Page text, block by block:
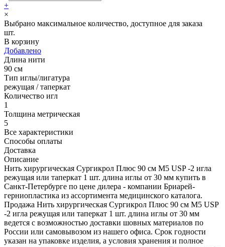
+
×
Выбрано максимальное количество, доступное для заказа
шт.
В корзину
Добавлено
Длина нити
90 см
Тип иглы/лигатура
режущая / таперкат
Количество игл
1
Толщина метрическая
5
Все характеристики
Способы оплаты
Доставка
Описание
Нить хирургическая Сургикрол Плюс 90 см М5 USP -2 игла
режущая или таперкат 1 шт. длина иглы от 30 мм купить в
Санкт-Петербурге по цене дилера - компании Бриарей-
герниопластика из ассортимента медицинского каталога.
Продажа Нить хирургическая Сургикрол Плюс 90 см М5 USP
-2 игла режущая или таперкат 1 шт. длина иглы от 30 мм
ведется с возможностью доставки шовных материалов по
России или самовывозом из нашего офиса. Срок годности
указан на упаковке изделия, а условия хранения и полное